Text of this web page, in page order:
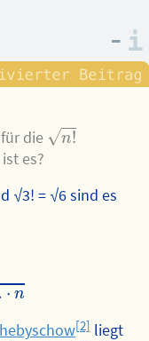
–
die √n!
!
es?
√3! = √6 sind es
⋅ n
[2]liegt